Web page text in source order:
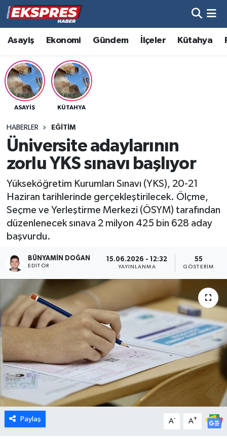
Asayiş Ekonomi Gündem İlçeler Kütahya
ASAYIŞ KÜTAHYA
HABERLER EĞITIM
Üniversite adaylarının
zorlu YKS sınavı başlıyor
Yükseköğretim Kurumları Sınavı (YKS), 20-21
Haziran tarihlerinde gerçekleştirilecek. Ölçme,
Seçme ve Yerleştirme Merkezi (ÖSYM) tarafından
düzenlenecek sınava 2 milyon 425 bin 628 aday
başvurdu.
BÜNYAMIN DOĞAN
EDITÖR
15.06.2026 - 12:32
YAYINLANMA
55
GÖSTERIM
Paylaş A- A+
Altıntaş
Asayiş
Aslanapa
Bölge
Çavdarhisar
Domaniç
Dumlupınar
Ekonomi
Emet
Foto Galeri
Gediz
Genel
Gündem
Hava Durumu
Trafik Durumu
Süper Lig Puan Durumu ve Fikstür
Son Dakika Haberleri
Haber Arşivi